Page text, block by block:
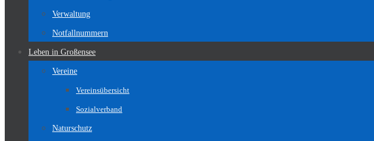
Verwaltung
Notfallnummern
Leben in Großensee
Vereine
Vereinsübersicht
Sozialverband
Naturschutz